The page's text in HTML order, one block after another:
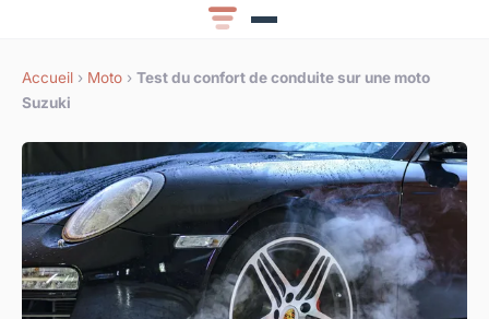
Accueil › Moto › Test du confort de conduite sur une moto
Suzuki